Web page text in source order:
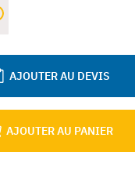
AJOUTER AU PANIER
AJOUTER AU DEVIS